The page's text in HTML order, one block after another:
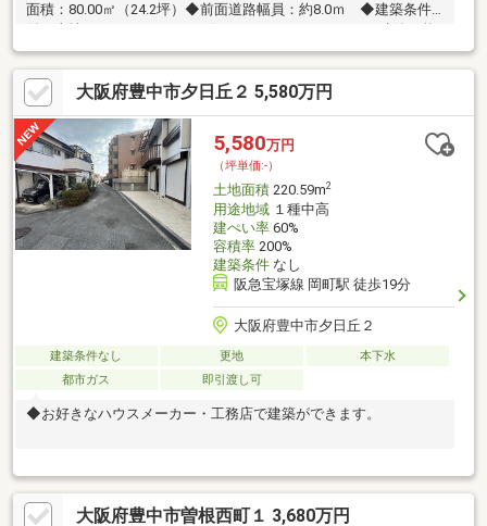
面積：80.00㎡（24.2坪）◆前面道路幅員：約8.0ｍ ◆建築条件
です！◆現況：更地◆閑静な住宅街
大阪府豊中市夕日丘２ 5,580万円
5,580万円
（坪単価:-）
土地面積220.59m2
用途地域１種中高
建ぺい率60%
容積率200%
建築条件なし
阪急宝塚線 岡町駅 徒歩19分
大阪府豊中市夕日丘２
建築条件なし 更地
本下水
都市ガス
即引渡し可
◆お好きなハウスメーカー・工務店で建築ができます。
大阪府豊中市曽根西町１ 3,680万円